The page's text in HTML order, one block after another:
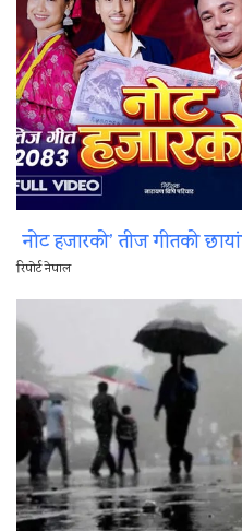
नोट हजारको’ तीज गीतको
रिपोर्ट नेपाल